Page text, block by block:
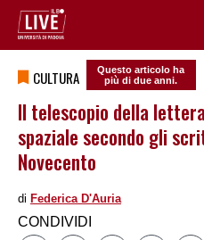
CULTURA
Questo articolo ha
più di due anni.
Il telescopio della
spaziale secondo gli
Novecento
di Federica DʹAuria
CONDIVIDI